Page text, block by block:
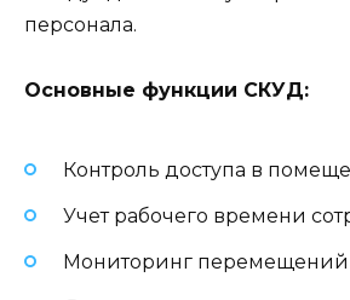
персонала.
Основные функции СКУД:
Контроль доступа в
Учет рабочего времени
Мониторинг перемещений